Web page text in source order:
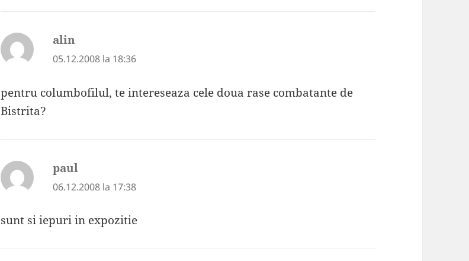
alin
05.12.2008 la 18:36
pentru columbofilul, te intereseaza cele doua rase combatante de
Bistrita?
paul
06.12.2008 la 17:38
sunt si iepuri in expozitie